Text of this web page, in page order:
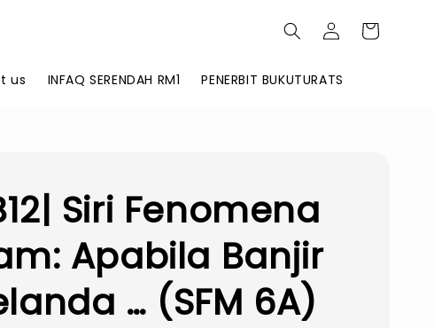
us INFAQ SERENDAH RM1 PENERBIT BUKUTURATS
Siri Fenomena
Apabila Banjir
… (SFM 6A)